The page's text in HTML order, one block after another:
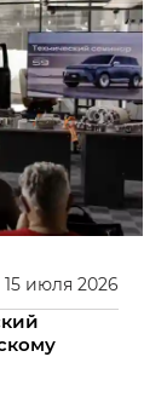
15 июля 2026